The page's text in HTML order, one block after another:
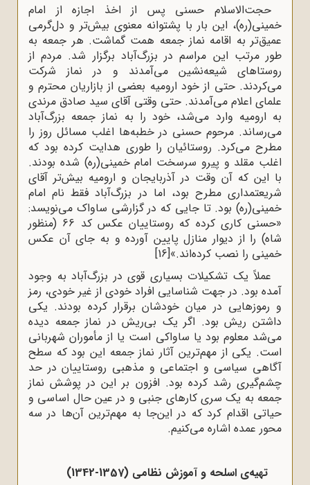
حجت‌الاسلام حسنی پس از اخذ اجازه از امام
خمینی(ره)، این بار با پشتوانه‌ معنوى بیش‌تر و دل‌گرمى
عمیق‌تر به اقامه‌ نماز جمعه همت گماشت. هر جمعه به
طور مرتب این مراسم در بزرگ‌آباد برگزار ‌شد. مردم از
روستاهاى شیعه‌نشین مى‌آمدند و در نماز شرکت
مى‌کردند. حتى از خود ارومیه بعضى از بازاریان محترم و
علماى اعلام مى‌آمدند. حتى وقتى آقاى سید صادق مرندى
به ارومیه وارد مى‌شد، خود را به نماز جمعه‌ بزرگ‌آباد
مى‌رساند. مرحوم حسنی در خطبه‌ها اغلب مسائل روز را
مطرح مى‌کرد. روستائیان را طورى هدایت کرده بود که
اغلب مقلد و پیرو سرسخت امام خمینى(ره) شده بودند.
با این که آن وقت در آذربایجان و ارومیه بیش‌تر آقاى
شریعتمدارى مطرح بود، اما در بزرگ‌آباد فقط نام امام
خمینى(ره) بود. تا جایی که در گزارشی ساواک می‌نویسد:
«حسنى کارى کرده که روستاییان عکس کد 66 (منظور
شاه) را از دیوار منازل پایین آورده و به جاى آن عکس
خمینى را نصب کرده‌اند.»[16]
عملاً یک تشکیلات بسیارى قوى در بزرگ‌آباد به وجود
آمده بود. در جهت شناسایى افراد خودى از غیر خودى، رمز
و رموزهایى در میان خودشان برقرار کرده بودند. یکى
داشتن ریش بود. اگر یک بى‌ریش در نماز جمعه دیده
مى‌شد معلوم بود یا ساواکى است یا از مأموران شهربانى
است. یکى از مهم‌ترین آثار نماز جمعه این بود که سطح
آگاهى سیاسى و اجتماعى و مذهبى روستاییان در حد
چشم‌گیرى رشد کرده بود. افزون بر این در پوشش نماز
جمعه به یک سرى کارهاى جنبى و در عین حال اساسى و
حیاتى اقدام کرد که در این‌جا به مهم‌ترین آن‌ها در سه
محور عمده اشاره مى‌کنیم.
تهیه‌ى اسلحه و آموزش نظامى (1357-1342)